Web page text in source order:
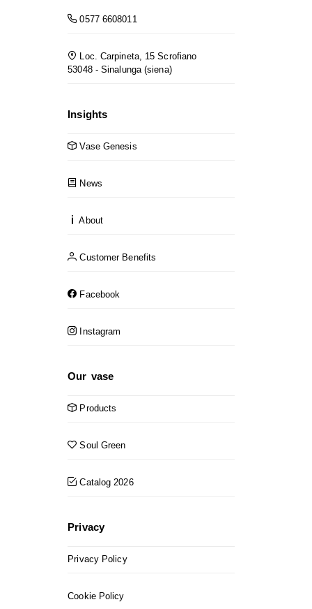
0577 6608011
Loc. Carpineta, 15 Scrofiano
53048 - Sinalunga (siena)
Insights
Vase Genesis
News
About
Customer Benefits
Facebook
Instagram
Our vase
Products
Soul Green
Catalog 2026
Privacy
Privacy Policy
Cookie Policy